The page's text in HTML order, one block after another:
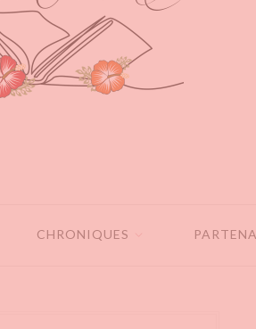
CHRONIQUES